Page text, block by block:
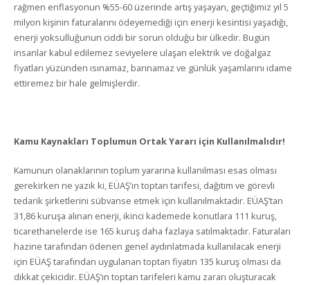
rağmen enflasyonun %55-60 üzerinde artış yaşayan, geçtiğimiz yıl 5
milyon kişinin faturalarını ödeyemediği için enerji kesintisi yaşadığı,
enerji yoksulluğunun ciddi bir sorun olduğu bir ülkedir. Bugün
insanlar kabul edilemez seviyelere ulaşan elektrik ve doğalgaz
fiyatları yüzünden ısınamaz, barınamaz ve günlük yaşamlarını idame
ettiremez bir hale gelmişlerdir.
Kamu Kaynakları Toplumun Ortak Yararı için Kullanılmalıdır!
Kamunun olanaklarının toplum yararına kullanılması esas olması
gerekirken ne yazık ki, EÜAŞ’ın toptan tarifesi, dağıtım ve görevli
tedarik şirketlerini sübvanse etmek için kullanılmaktadır. EÜAŞ’tan
31,86 kuruşa alınan enerji, ikinci kademede konutlara 111 kuruş,
ticarethanelerde ise 165 kuruş daha fazlaya satılmaktadır. Faturaları
hazine tarafından ödenen genel aydınlatmada kullanılacak enerji
için EÜAŞ tarafından uygulanan toptan fiyatın 135 kuruş olması da
dikkat çekicidir. EÜAŞ’ın toptan tarifeleri kamu zararı oluşturacak